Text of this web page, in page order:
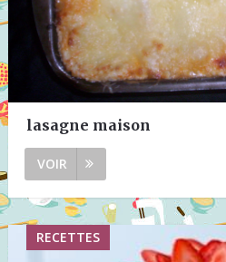
lasagne maison
VOIR
RECETTES